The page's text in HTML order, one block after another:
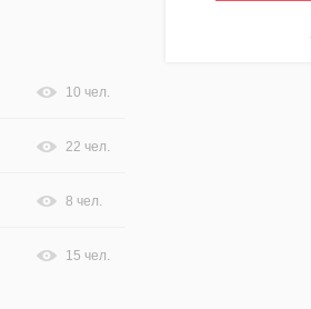
10 чел.
22 чел.
8 чел.
15 чел.